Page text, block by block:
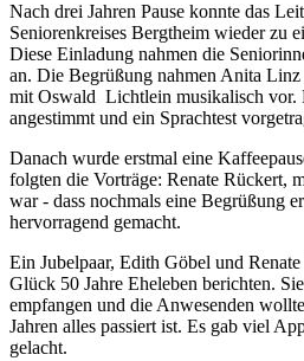
Nach drei Jahren Pause konnte das
Seniorenkreises Bergtheim wieder zu
Diese Einladung nahmen die
an. Die Begrüßung nahmen Anita Linz
mit Oswald Lichtlein musikalisch vor.
angestimmt und ein Sprachtest
Danach wurde erstmal eine
folgten die Vorträge: Renate Rückert,
war - dass nochmals eine Begrüßung
hervorragend gemacht.
Ein Jubelpaar, Edith Göbel und
Glück 50 Jahre Eheleben berichten.
empfangen und die Anwesenden
Jahren alles passiert ist. Es gab viel
gelacht.